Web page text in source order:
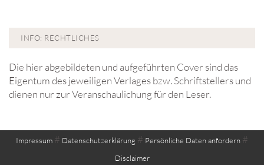
INFO: RECHTLICHES
Die hier abgebildeten und aufgeführten Cover sind das
Eigentum des jeweiligen Verlages bzw. Schriftstellers und
dienen nur zur Veranschaulichung für den Leser.
Impressum # Datenschutzerklärung # Persönliche Daten anfordern #
Disclaimer